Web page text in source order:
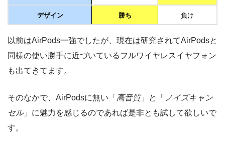
デザイン 勝ち 負け
以前はAirPods一強でしたが、現在は研究されてAirPodsと
同様の使い勝手に近づいているフルワイヤレスイヤフォン
も出てきてます。
そのなかで、AirPodsに無い「 高音質」と「
ノイズキャン
セル」に魅力を感じるのであれば是非とも試して欲しいで
す。